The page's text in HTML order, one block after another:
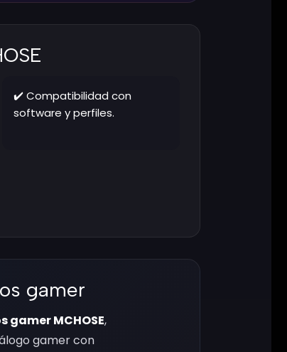
✔️ Compatibilidad con
software y perfiles.
gamer
gamer MCHOSE,
gamer con